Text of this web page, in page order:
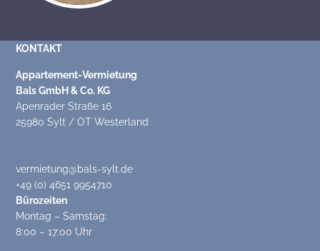
KONTAKT
Appartement-Vermietung
Bals GmbH & Co. KG
Apenrader Straße 16
25980 Sylt / OT Westerland
vermietung@bals-sylt.de
+49 (0) 4651 9954710
Bürozeiten
Montag – Samstag:
8:00 – 17:00 Uhr